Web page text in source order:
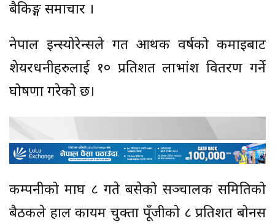
बैकिङ्ग समाचार ।
नेपाल इन्स्योरेन्सले गत आर्थिक वर्षको कमाइबाट
शेयरधनीहरुलाई १० प्रतिशत लाभांश वितरण गर्ने
घोषणा गरेको छ।
कम्पनीको माघ ८ गते बसेको सञ्चालक समितिको
बैठकले हाल कायम चुक्ता पूँजीको ८ प्रतिशत बोनस